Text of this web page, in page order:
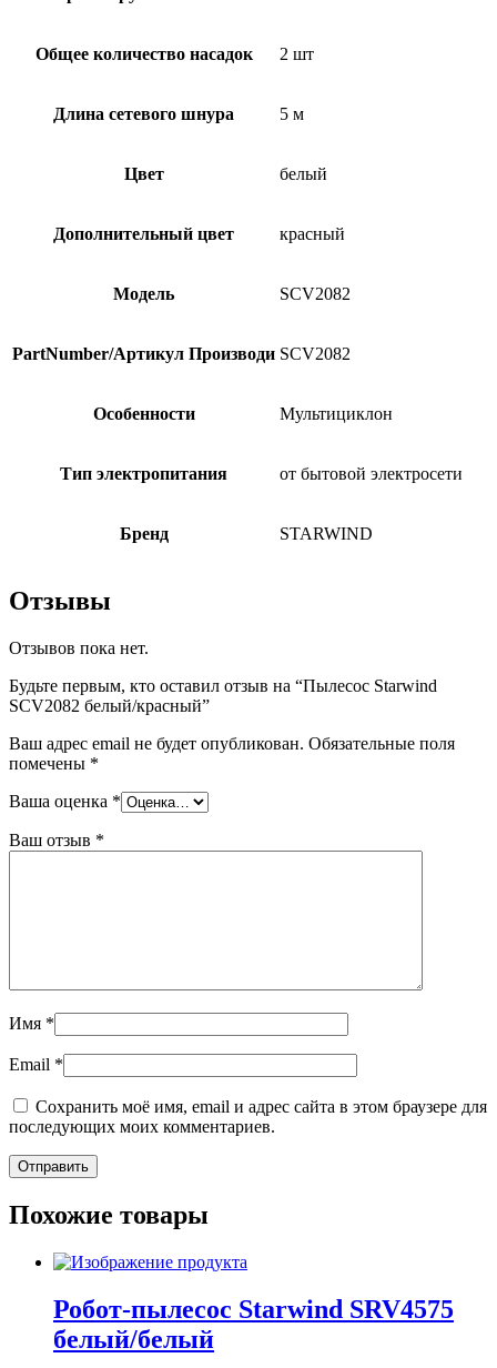
Общее количество насадок 2 шт
Длина сетевого шнура 5 м
Цвет белый
Дополнительный цвет красный
Модель SCV2082
PartNumber/Артикул Производи SCV2082
Особенности Мультициклон
Тип электропитания от бытовой электросети
Бренд STARWIND
Отзывы
Отзывов пока нет.
Будьте первым, кто оставил отзыв на “Пылесос Starwind
SCV2082 белый/красный”
Ваш адрес email не будет опубликован. Обязательные поля
помечены *
Ваша оценка *
Ваш отзыв *
Имя *
Email *
Сохранить моё имя, email и адрес сайта в этом браузере для
последующих моих комментариев.
Похожие товары
Робот-пылесос Starwind SRV4575
белый/белый